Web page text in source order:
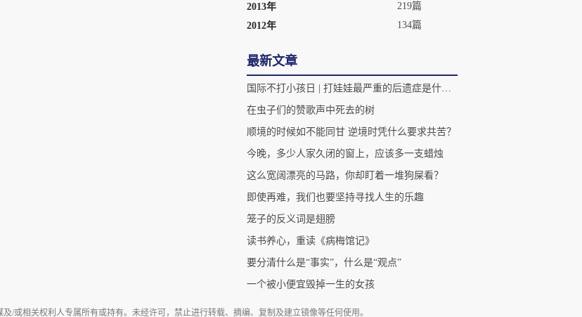
2013年
219篇
2012年
134篇
最新文章
在虫子们的赞歌声中死去的树
顺境的时候如不能同甘 逆境时凭什么要求共苦？
今晚，多少人家久闭的窗上，应该多一支蜡烛
这么宽阔漂亮的马路，你却盯着一堆狗屎看？
即使再难，我们也要坚持寻找人生的乐趣
笼子的反义词是翅膀
读书养心，重读《病梅馆记》
要分清什么是“事实”，什么是“观点”
一个被小便宜毁掉一生的女孩
/或相关权利人专属所有或持有。未经许可，禁止进行转载、摘编、复制及建立镜像等任何使用。